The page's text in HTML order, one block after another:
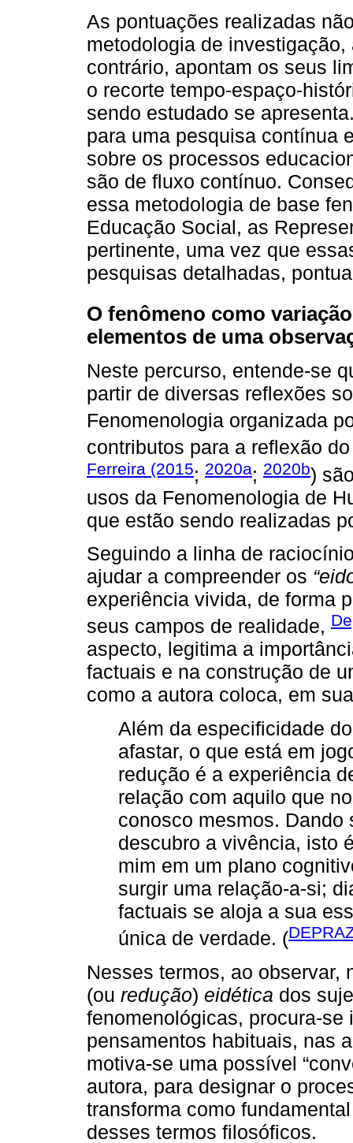
As pontuações realizadas
metodologia de
contrário, apontam os seus
o recorte tempo-espaço-
sendo estudado se
para uma pesquisa contínua
sobre os processos
são de ﬂuxo contínuo.
essa metodologia de base
Educação Social, as
pertinente, uma vez que
pesquisas detalhadas,
O fenômeno como
elementos de uma
Neste percurso, entende-se
partir de diversas reﬂexões
Fenomenologia organizada
contributos para a reﬂexão
Ferreira (2015; 2020a; 2020b)
usos da Fenomenologia de
que estão sendo realizadas
Seguindo a linha de
ajudar a compreender os
experiência vivida, de forma
seus campos de realidade,
aspecto, legitima a
factuais e na construção de
como a autora coloca, em
Além da especiﬁcidade
afastar, o que está em
redução é a experiência
relação com aquilo que
conosco mesmos.
descubro a vivência, isto
mim em um plano
surgir uma relação-a-si;
factuais se aloja a sua
única de verdade. (
Nesses termos, ao
(ou redução) eidética dos
fenomenológicas, procura-se
pensamentos habituais, nas
motiva-se uma possível
autora, para designar o
transforma como
desses termos ﬁlosóﬁcos.